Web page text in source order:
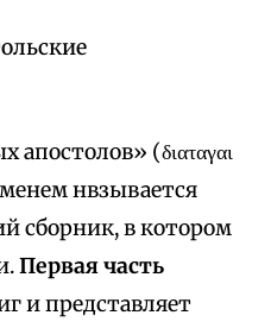
(διαταγαι
нвзывается
сборник, в котором
Первая часть
и представляет